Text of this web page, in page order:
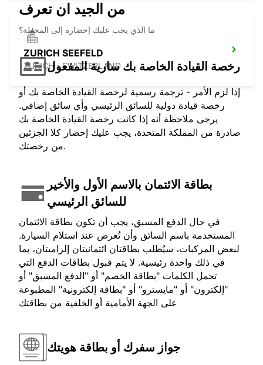
ZURICH SEEFELD
ZURICH - SWITZERLAND
من الجيد ان تعرف
ما الذي يجب عليك إحضاره إلى المحطة؟
رخصة القيادة الخاصة بك سارية المفعول
إذا لزم الأمر - ترجمة رسمية لرخصة القيادة الخاصة بك أو
رخصة قيادة دولية للسائق الرئيسي وأي سائق إضافي.
يرجى ملاحظة أنه إذا كانت رخصة القيادة الخاصة بك
صادرة من المملكة المتحدة، يجب عليك إحضار كلا الجزئين
من رخصتك.
بطاقة الائتمان بالاسم الأول والأخير
للسائق الرئيسي
في حال الدفع المسبق، يجب أن تكون بطاقة الائتمان
المستخدمة باسم السائق وأن تُعرض عند استلام السيارة.
لبعض المركبات، سيُطلب بطاقتان ائتمانيتان إلزاميتان، بما
في ذلك واحدة رئيسية. لا يتم قبول بطاقات الدفع التي
تحمل الكلمات "بطاقة الخصم" أو "الدفع المسبق" أو
"إلكترون" أو "مايسترو" أو "بطاقة إلكترونية" المطبوعة
على الجهة الأمامية أو الخلفية من بطاقتك
جواز سفرك أو بطاقة هويتك